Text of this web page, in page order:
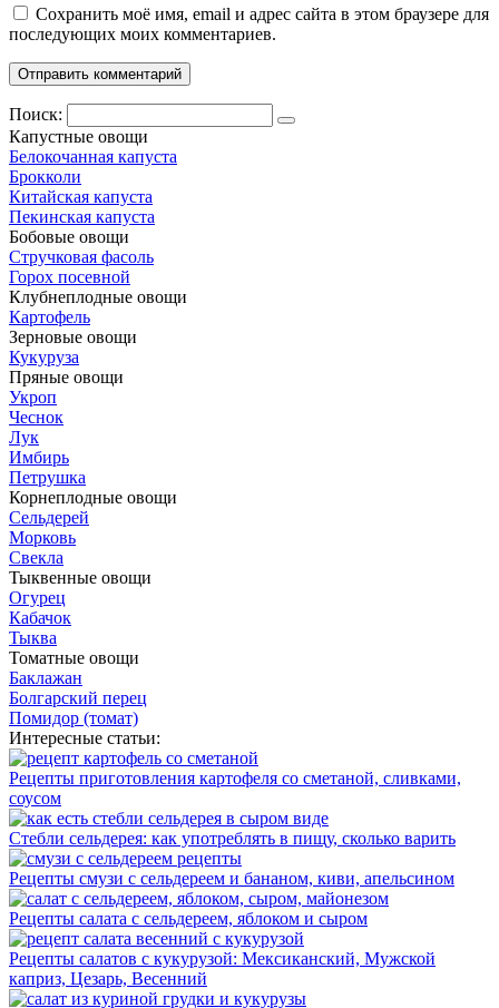
Сохранить моё имя, email и адрес сайта в этом браузере для
последующих моих комментариев.
Поиск:
Капустные овощи
Белокочанная капуста
Брокколи
Китайская капуста
Пекинская капуста
Бобовые овощи
Стручковая фасоль
Горох посевной
Клубнеплодные овощи
Картофель
Зерновые овощи
Кукуруза
Пряные овощи
Укроп
Чеснок
Лук
Имбирь
Петрушка
Корнеплодные овощи
Сельдерей
Морковь
Свекла
Тыквенные овощи
Огурец
Кабачок
Тыква
Томатные овощи
Баклажан
Болгарский перец
Помидор (томат)
Интересные статьи:
Рецепты приготовления картофеля со сметаной, сливками,
соусом
Стебли сельдерея: как употреблять в пищу, сколько варить
Рецепты смузи с сельдереем и бананом, киви, апельсином
Рецепты салата с сельдереем, яблоком и сыром
Рецепты салатов с кукурузой: Мексиканский, Мужской
каприз, Цезарь, Весенний